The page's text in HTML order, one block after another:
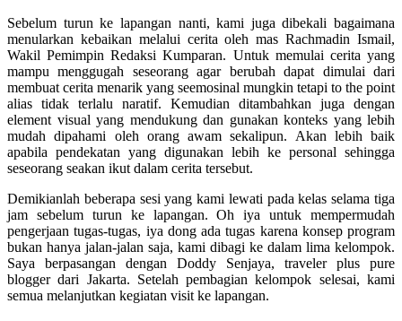
Sebelum turun ke lapangan nanti, kami juga dibekali bagaimana
menularkan kebaikan melalui cerita oleh mas Rachmadin Ismail,
Wakil Pemimpin Redaksi Kumparan. Untuk memulai cerita yang
mampu menggugah seseorang agar berubah dapat dimulai dari
membuat cerita menarik yang seemosinal mungkin tetapi to the point
alias tidak terlalu naratif. Kemudian ditambahkan juga dengan
element visual yang mendukung dan gunakan konteks yang lebih
mudah dipahami oleh orang awam sekalipun. Akan lebih baik
apabila pendekatan yang digunakan lebih ke personal sehingga
seseorang seakan ikut dalam cerita tersebut.
Demikianlah beberapa sesi yang kami lewati pada kelas selama tiga
jam sebelum turun ke lapangan. Oh iya untuk mempermudah
pengerjaan tugas-tugas, iya dong ada tugas karena konsep program
bukan hanya jalan-jalan saja, kami dibagi ke dalam lima kelompok.
Saya berpasangan dengan Doddy Senjaya, traveler plus pure
blogger dari Jakarta. Setelah pembagian kelompok selesai, kami
semua melanjutkan kegiatan visit ke lapangan.